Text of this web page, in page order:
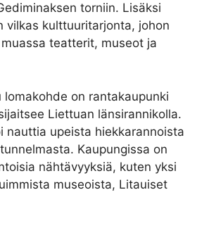
torniin. Lisäksi
vilkas kulttuuritarjonta, johon
teatterit, museot ja
lomakohde on rantakaupunki
Liettuan länsirannikolla.
nauttia upeista hiekkarannoista
Kaupungissa on
nähtävyyksiä, kuten yksi
museoista, Litauiset